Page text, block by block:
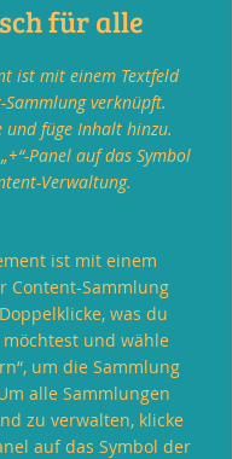
für alle
ist mit einem Textfeld
verknüpft.
und füge Inhalt hinzu.
Panel auf das Symbol
Verwaltung.
ist mit einem
Content-Sammlung
was du
und wähle
um die Sammlung
alle Sammlungen
zu verwalten, klicke
auf das Symbol der